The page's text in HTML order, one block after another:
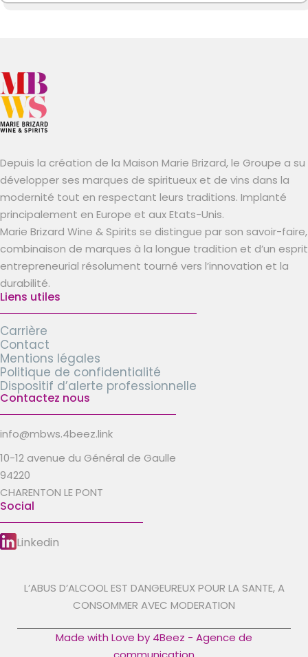
Depuis la création de la Maison Marie Brizard, le Groupe a su
développer ses marques de spiritueux et de vins dans la
modernité tout en respectant leurs traditions. Implanté
principalement en Europe et aux Etats-Unis.
Marie Brizard Wine & Spirits se distingue par son savoir-faire,
combinaison de marques à la longue tradition et d’un esprit
entrepreneurial résolument tourné vers l’innovation et la
durabilité.
Liens utiles
Carrière
Contact
Mentions légales
Politique de confidentialité
Dispositif d’alerte professionnelle
Contactez nous
info@mbws.4beez.link
10-12 avenue du Général de Gaulle
94220
CHARENTON LE PONT
Social
Linkedin
L’ABUS D’ALCOOL EST DANGEUREUX POUR LA SANTE, A
CONSOMMER AVEC MODERATION
Made with Love by 4Beez - Agence de